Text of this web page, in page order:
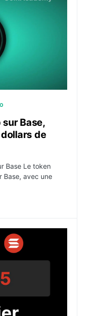
Base,
de
Base Le token
Base, avec une
chez Meteora